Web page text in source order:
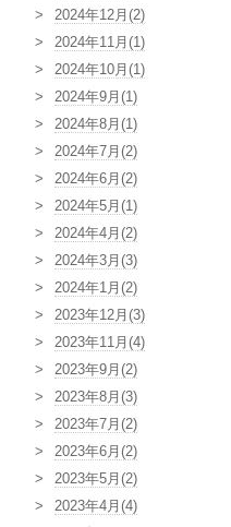
2024年12月(2)
2024年11月(1)
2024年10月(1)
2024年9月(1)
2024年8月(1)
2024年7月(2)
2024年6月(2)
2024年5月(1)
2024年4月(2)
2024年3月(3)
2024年1月(2)
2023年12月(3)
2023年11月(4)
2023年9月(2)
2023年8月(3)
2023年7月(2)
2023年6月(2)
2023年5月(2)
2023年4月(4)